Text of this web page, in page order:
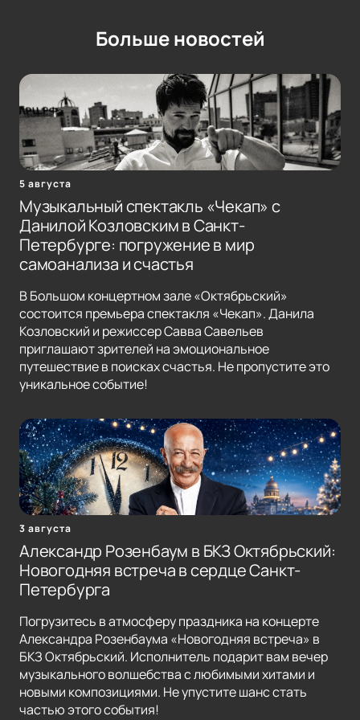
Больше новостей
5 августа
Музыкальный спектакль «Чекап» с
Данилой Козловским в Санкт-
Петербурге: погружение в мир
самоанализа и счастья
В Большом концертном зале «Октябрьский»
состоится премьера спектакля «Чекап». Данила
Козловский и режиссер Савва Савельев
приглашают зрителей на эмоциональное
путешествие в поисках счастья. Не пропустите это
уникальное событие!
3 августа
Александр Розенбаум в БКЗ Октябрьский:
Новогодняя встреча в сердце Санкт-
Петербурга
Погрузитесь в атмосферу праздника на концерте
Александра Розенбаума «Новогодняя встреча» в
БКЗ Октябрьский. Исполнитель подарит вам вечер
музыкального волшебства с любимыми хитами и
новыми композициями. Не упустите шанс стать
частью этого события!